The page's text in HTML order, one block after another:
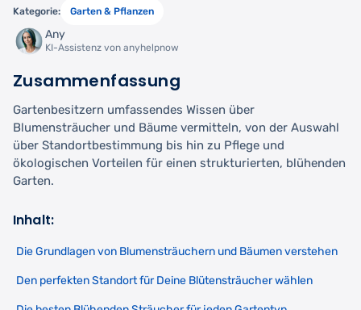
Kategorie: Garten & Pflanzen
Any
KI-Assistenz von anyhelpnow
Zusammenfassung
Gartenbesitzern umfassendes Wissen über
Blumensträucher und Bäume vermitteln, von der Auswahl
über Standortbestimmung bis hin zu Pflege und
ökologischen Vorteilen für einen strukturierten, blühenden
Garten.
Inhalt:
Die Grundlagen von Blumensträuchern und Bäumen verstehen
Den perfekten Standort für Deine Blütensträucher wählen